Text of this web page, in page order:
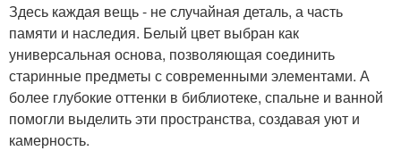
Здесь каждая вещь - не случайная деталь, а часть
памяти и наследия. Белый цвет выбран как
универсальная основа, позволяющая соединить
старинные предметы с современными элементами. А
более глубокие оттенки в библиотеке, спальне и ванной
помогли выделить эти пространства, создавая уют и
камерность.